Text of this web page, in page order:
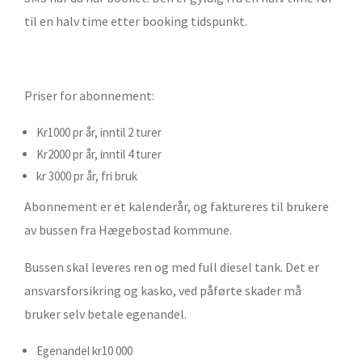
til en halv time etter booking tidspunkt.
Priser for abonnement:
Kr1000 pr år, inntil 2 turer
Kr2000 pr år, inntil 4 turer
kr 3000 pr år, fri bruk
Abonnement er et kalenderår, og faktureres til brukere
av bussen fra Hægebostad kommune.
Bussen skal leveres ren og med full diesel tank. Det er
ansvarsforsikring og kasko, ved påførte skader må
bruker selv betale egenandel.
Egenandel kr10 000